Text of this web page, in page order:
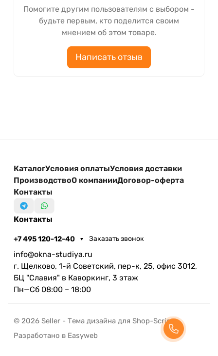
Помогите другим пользователям с выбором -
будьте первым, кто поделится своим
мнением об этом товаре.
Написать отзыв
КаталогУсловия оплатыУсловия доставки
ПроизводствоО компанииДоговор-оферта
Контакты
Контакты
+7 495 120-12-40 Заказать звонок
info@okna-studiya.ru
г. Щелково, 1-й Советский, пер-к, 25, офис 3012,
БЦ "Славия" в Каворкинг, 3 этаж
Пн—Сб 08:00 – 18:00
© 2026 Seller - Тема дизайна для Shop-Script
Разработано в Easyweb